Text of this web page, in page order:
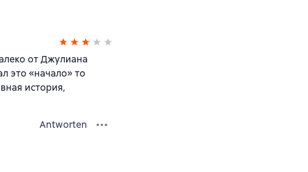
от Джулиана
это «начало» то
история,
Antworten